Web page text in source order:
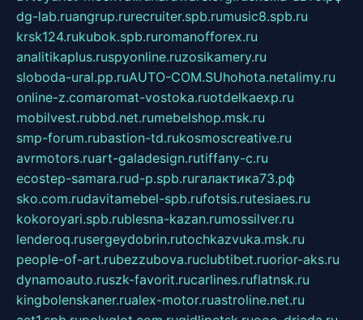
dg-lab.ruangrup.rurecruiter.spb.rumusic8.spb.ru
krsk124.rukubok.spb.ruromanofforex.ru
analitikaplus.ruspyonline.ruzosikamery.ru
sloboda-ural.pp.ruAUTO-COM.SUhohota.netalimy.ru
online-z.comaromat-vostoka.ruotdelkaexp.ru
mobilvest.rubbd.net.rumebelshop.msk.ru
smp-forum.rubastion-td.rukosmoscreative.ru
avrmotors.ruart-galadesign.rutiffany-c.ru
ecostep-samara.rud-p.spb.ruгалактика73.рф
sko.com.rudavitamebel-spb.rufotsis.rutesiaes.ru
kokoroyari.spb.rublesna-kazan.rumossilver.ru
lenderoq.rusergeydobrin.rutochkazvuka.msk.ru
people-of-art.rubezzubova.ruclubtibet.ruorior-aks.ru
dynamoauto.ruszk-favorit.rucarlines.ruflatnsk.ru
kingbolenskaner.rualex-motor.ruastroline.net.ru